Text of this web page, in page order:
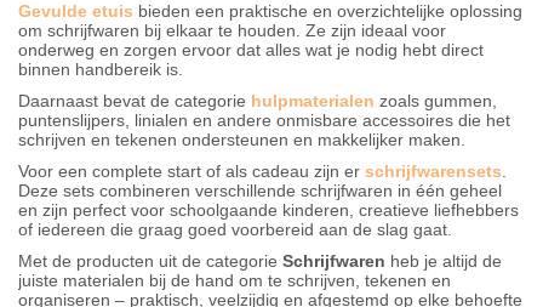
Gevulde etuis bieden een praktische en overzichtelijke oplossing
om schrijfwaren bij elkaar te houden. Ze zijn ideaal voor
onderweg en zorgen ervoor dat alles wat je nodig hebt direct
binnen handbereik is.
Daarnaast bevat de categorie hulpmaterialen zoals gummen,
puntenslijpers, linialen en andere onmisbare accessoires die het
schrijven en tekenen ondersteunen en makkelijker maken.
Voor een complete start of als cadeau zijn er schrijfwarensets.
Deze sets combineren verschillende schrijfwaren in één geheel
en zijn perfect voor schoolgaande kinderen, creatieve liefhebbers
of iedereen die graag goed voorbereid aan de slag gaat.
Met de producten uit de categorie Schrijfwaren heb je altijd de
juiste materialen bij de hand om te schrijven, tekenen en
organiseren – praktisch, veelzijdig en afgestemd op elke behoefte